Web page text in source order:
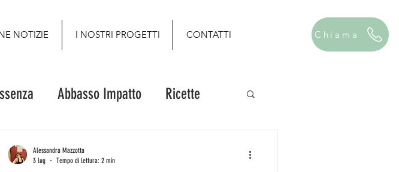
NOTIZIE I NOSTRI PROGETTI CONTATTI Chiama
Abbasso Impatto Ricette
Alessandra Mazzotta
3 lug
Tempo di lettura: 2 min